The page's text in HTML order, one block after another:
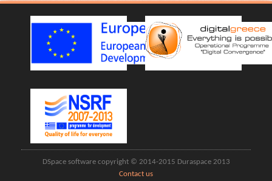
DSpace software copyright © 2014-2015 Duraspace 2013
Contact us